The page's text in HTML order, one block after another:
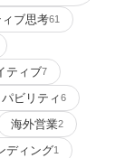
ブ思考61
ティブ7
ビリティ6
海外営業2
ディング1